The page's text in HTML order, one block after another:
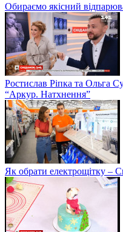
Обираємо якісний
Ростислав Ріпка та Ольга
“Аркур. Натхнення”
Як обрати електрощітку –